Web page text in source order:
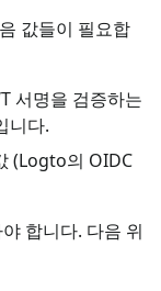
값들이 필요합
서명을 검증하는
니다.
(Logto의 OIDC
합니다. 다음 위